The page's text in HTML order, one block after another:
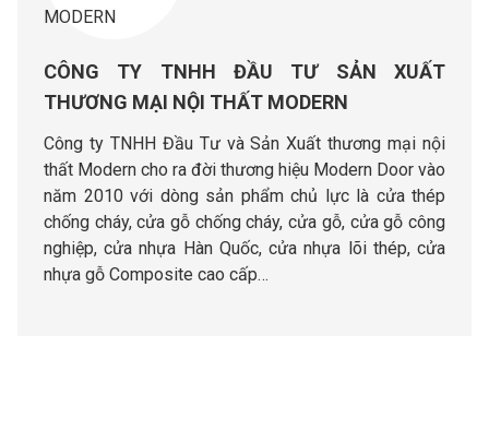
CÔNG TY TNHH ĐẦU TƯ SẢN XUẤT
THƯƠNG MẠI NỘI THẤT MODERN
Công ty TNHH Đầu Tư và Sản Xuất thương mại nội
thất Modern cho ra đời thương hiệu Modern Door vào
năm 2010 với dòng sản phẩm chủ lực là cửa thép
chống cháy, cửa gỗ chống cháy, cửa gỗ, cửa gỗ công
nghiệp, cửa nhựa Hàn Quốc, cửa nhựa lõi thép, cửa
nhựa gỗ Composite cao cấp…